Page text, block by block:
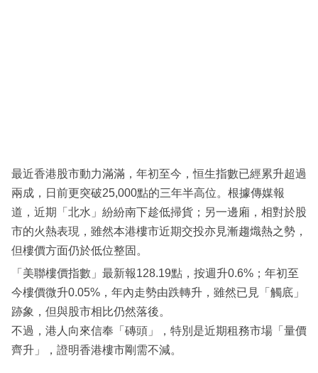
閱
專
最近香港股市動力滿滿，年初至今，恒生指數已經累升超過
兩成，日前更突破25,000點的三年半高位。根據傳媒報
道，近期「北水」紛紛南下趁低掃貨；另一邊廂，相對於股
市的火熱表現，雖然本港樓市近期交投亦見漸趨熾熱之勢，
但樓價方面仍於低位整固。
「美聯樓價指數」最新報128.19點，按週升0.6%；年初至
今樓價微升0.05%，年內走勢由跌轉升，雖然已見「觸底」
跡象，但與股市相比仍然落後。
不過，港人向來信奉「磚頭」，特別是近期租務市場「量價
齊升」，證明香港樓市剛需不減。